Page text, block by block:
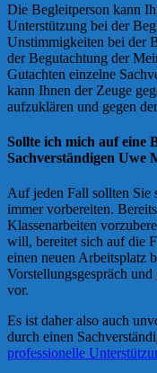
Die Begleitperson kann
Unterstützung bei der
Unstimmigkeiten bei der
der Begutachtung der
Gutachten einzelne
kann Ihnen der Zeuge
aufzuklären und gegen
Sollte ich mich auf eine
Sachverständigen Uwe
Auf jeden Fall sollten Sie
immer vorbereiten.
Klassenarbeiten
will, bereitet sich auf die
einen neuen Arbeitsplatz
Vorstellungsgespräch
vor.
Es ist daher also auch
durch einen
professionelle